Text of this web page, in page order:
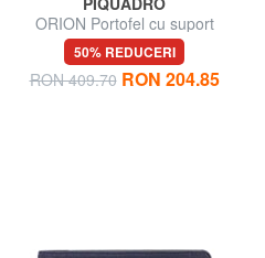
ORION Portofel cu suport
pentru bancnote și monede
50% REDUCERI
RON 409.70 RON 204.85